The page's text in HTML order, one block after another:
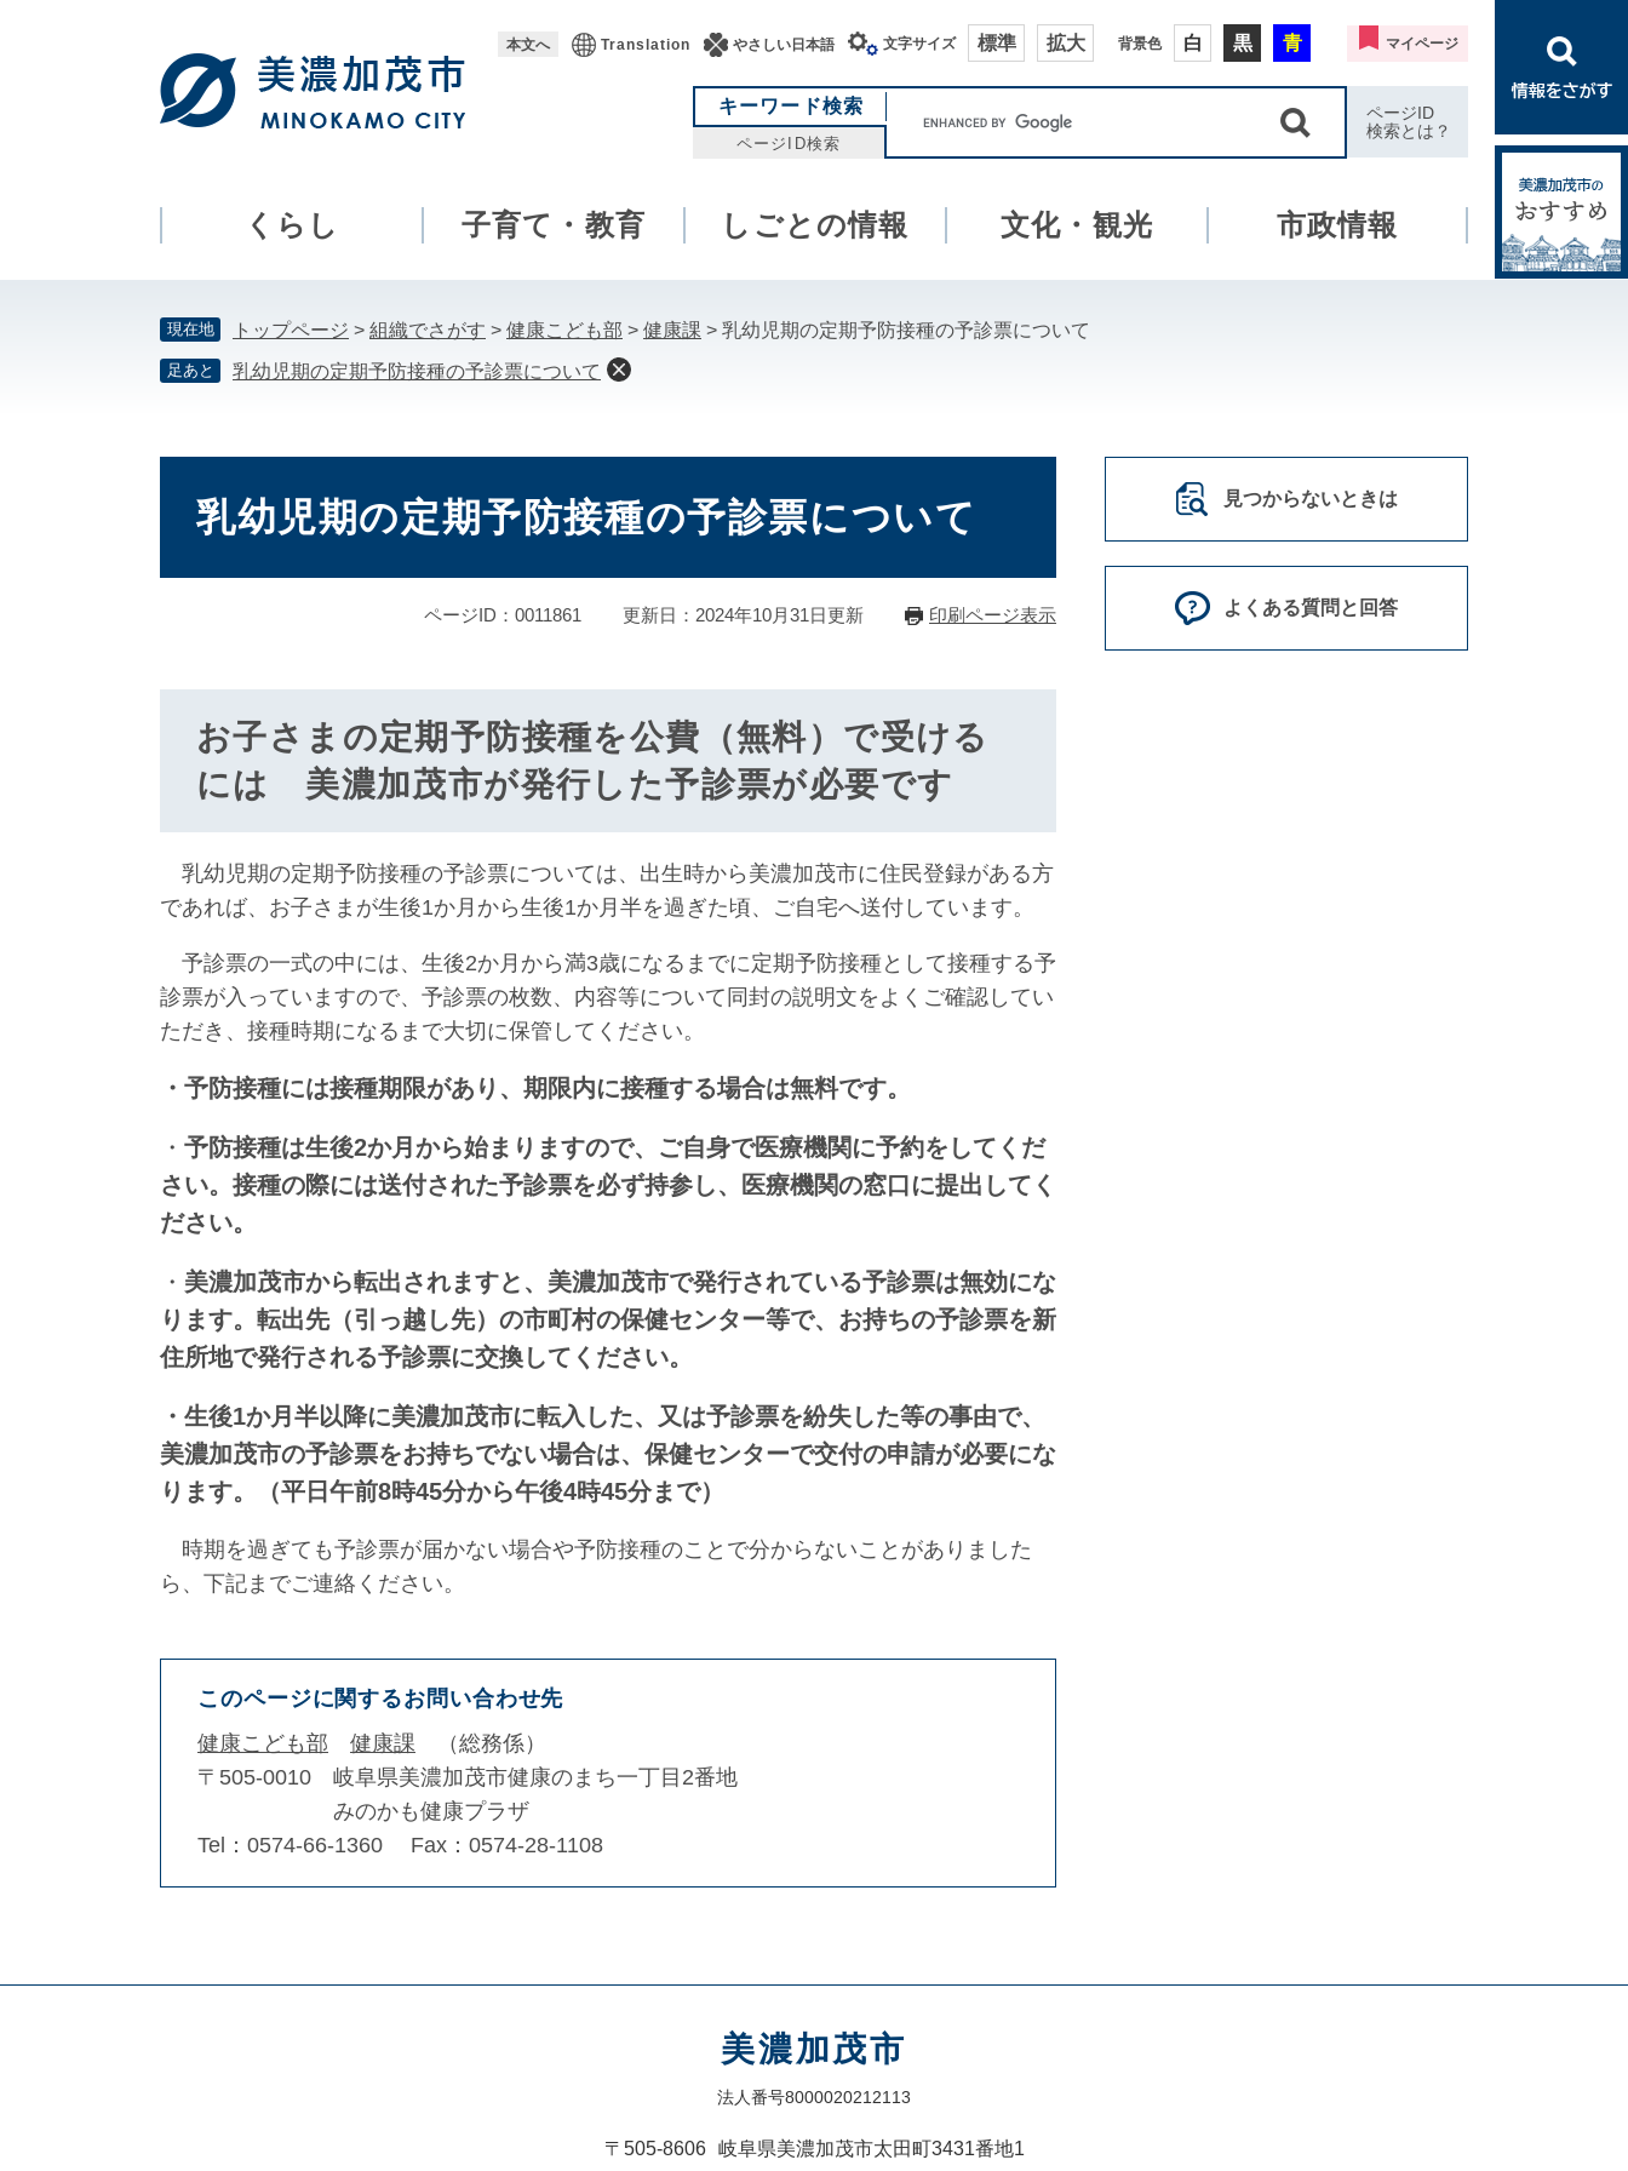
本
本文へ Translation やさしい日本語 文字サイズ 標準 拡大 背景色 白 黒 青 マイページ
キーワード検索
ページID検索
ワ
ド
索
ページID
検索とは？
くらし 子育て・教育 しごとの情報 文化・観光 市政情報
現在地 トップページ > 組織でさがす > 健康こども部 > 健康課 > 乳幼児期の定期予防接種の予診票について
足あと 乳幼児期の定期予防接種の予診票について
乳幼児期の定期予防接種の予診票について
ページID：0011861 更新日：2024年10月31日更新 印刷ページ表示
お子さまの定期予防接種を公費（無料）で受ける
には 美濃加茂市が発行した予診票が必要です
乳幼児期の定期予防接種の予診票については、出生時から美濃加茂市に住民登録がある方
であれば、お子さまが生後1か月から生後1か月半を過ぎた頃、ご自宅へ送付しています。
予診票の一式の中には、生後2か月から満3歳になるまでに定期予防接種として接種する予
診票が入っていますので、予診票の枚数、内容等について同封の説明文をよくご確認してい
ただき、接種時期になるまで大切に保管してください。
・予防接種には接種期限があり、期限内に接種する場合は無料です。
・ 予防接種は生後2か月から始まりますので、ご自身で医療機関に予約をしてくだ
さい。接種の際には送付された予診票を必ず持参し、医療機関の窓口に提出してく
ださい。
・ 美濃加茂市から転出されますと、美濃加茂市で発行されている予診票は無効にな
ります。 転出先（引っ越し先）の市町村の保健センター等で、お持ちの予診票を新
住所地で発行される予診票に交換してください。
・生後1か月半以降に美濃加茂市に転入した、又は予診票を紛失した等の事由で、
美濃加茂市の予診票をお持ちでない場合は、保健センターで交付の申請が必要にな
ります。（平日午前8時45分から午後4時45分まで）
時期を過ぎても予診票が届かない場合や予防接種のことで分からないことがありました
ら、下記までご連絡ください。
このページに関するお問い合わせ先
健康こども部
健康課
総務係
〒505-0010
岐阜県美濃加茂市健康のまち一丁目2番地
みのかも健康プラザ
Tel：0574-66-1360
Fax：0574-28-1108
見つからないときは
よくある質問と回答
美濃加茂市
法人番号8000020212113
〒505-8606 岐阜県美濃加茂市太田町3431番地1